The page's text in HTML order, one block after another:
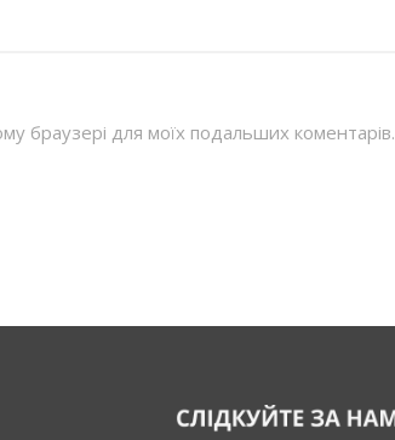
браузері для моїх подальших коментарів.